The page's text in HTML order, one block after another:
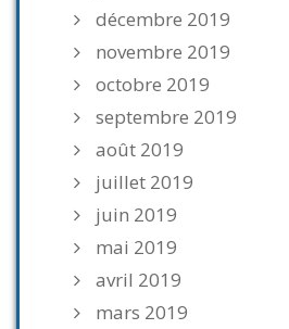
décembre 2019
novembre 2019
octobre 2019
septembre 2019
août 2019
juillet 2019
juin 2019
mai 2019
avril 2019
mars 2019